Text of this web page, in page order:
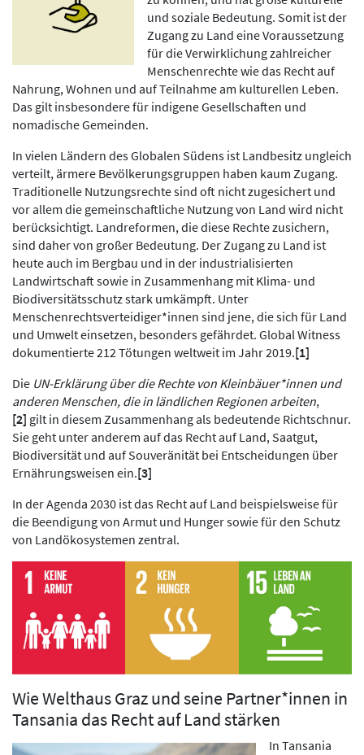
und soziale Bedeutung. Somit ist der
Zugang zu Land eine Voraussetzung
für die Verwirklichung zahlreicher
Menschenrechte wie das Recht auf
Nahrung, Wohnen und auf Teilnahme am kulturellen Leben.
Das gilt insbesondere für indigene Gesellschaften und
nomadische Gemeinden.
In vielen Ländern des Globalen Südens ist Landbesitz ungleich
verteilt, ärmere Bevölkerungsgruppen haben kaum Zugang.
Traditionelle Nutzungsrechte sind oft nicht zugesichert und
vor allem die gemeinschaftliche Nutzung von Land wird nicht
berücksichtigt. Landreformen, die diese Rechte zusichern,
sind daher von großer Bedeutung. Der Zugang zu Land ist
heute auch im Bergbau und in der industrialisierten
Landwirtschaft sowie in Zusammenhang mit Klima- und
Biodiversitätsschutz stark umkämpft. Unter
Menschenrechtsverteidiger*innen sind jene, die sich für Land
und Umwelt einsetzen, besonders gefährdet. Global Witness
dokumentierte 212 Tötungen weltweit im Jahr 2019.[1]
Die UN-Erklärung über die Rechte von Kleinbäuer*innen und
anderen Menschen, die in ländlichen Regionen arbeiten,
[2] gilt in diesem Zusammenhang als bedeutende Richtschnur.
Sie geht unter anderem auf das Recht auf Land, Saatgut,
Biodiversität und auf Souveränität bei Entscheidungen über
Ernährungsweisen ein.[3]
In der Agenda 2030 ist das Recht auf Land beispielsweise für
die Beendigung von Armut und Hunger sowie für den Schutz
von Landökosystemen zentral.
Wie Welthaus Graz und seine Partner*innen in
Tansania das Recht auf Land stärken
In Tansania